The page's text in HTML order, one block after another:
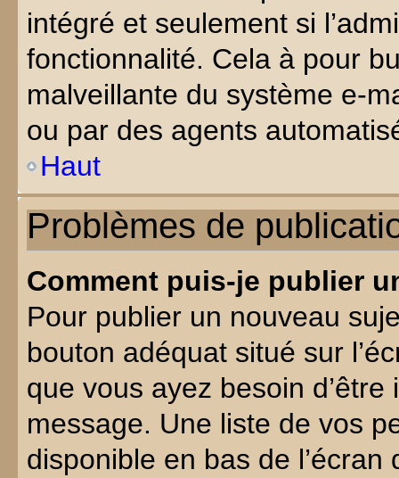
intégré et seulement si
fonctionnalité. Cela à pour
malveillante du système e-
ou par des agents
Haut
Problèmes de
Comment puis-je publier
Pour publier un nouveau
bouton adéquat situé sur
que vous ayez besoin
message. Une liste de vos
disponible en bas de